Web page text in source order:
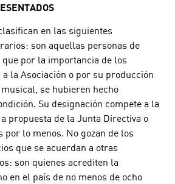
en las siguientes
son aquellas personas de
por la importancia de los
la Asociación o por su producción
se hubieren hecho
Su designación compete a la
propuesta de la Junta Directiva o
por lo menos. No gozan de los
que se acuerdan a otras
son quienes acrediten la
en el país de no menos de ocho